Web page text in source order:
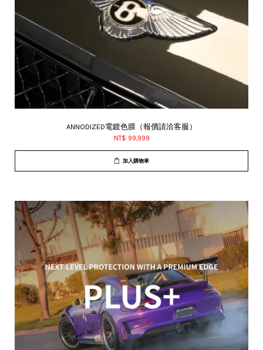
ANNODIZED電鍍色膜（報價請洽客服）
NT$ 99,999
加入購物車